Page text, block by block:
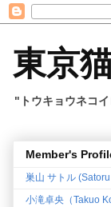
東京
"トウキョウネコ
Member's
巣山 サトル
小滝卓央（Takuo